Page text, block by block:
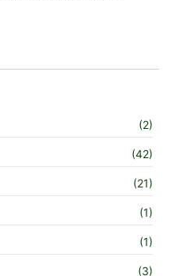
(2)
(42)
(21)
(1)
(1)
(3)